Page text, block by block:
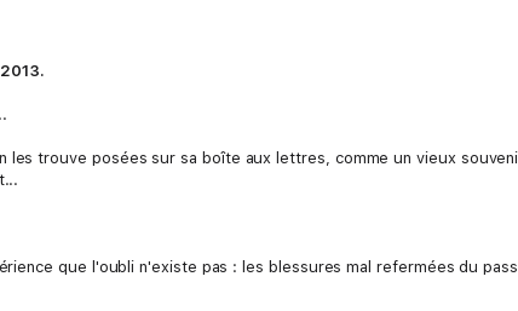
les trouve posées sur sa boîte aux lettres, comme un vieux
que l'oubli n'existe pas : les blessures mal refermées du